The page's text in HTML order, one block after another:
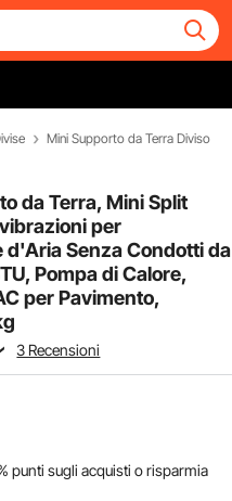
Mini Supporto da Terra Diviso
da Terra, Mini Split
per
d'Aria Senza Condotti da
Pompa di Calore,
per Pavimento,
3 Recensioni
punti sugli acquisti o risparmia